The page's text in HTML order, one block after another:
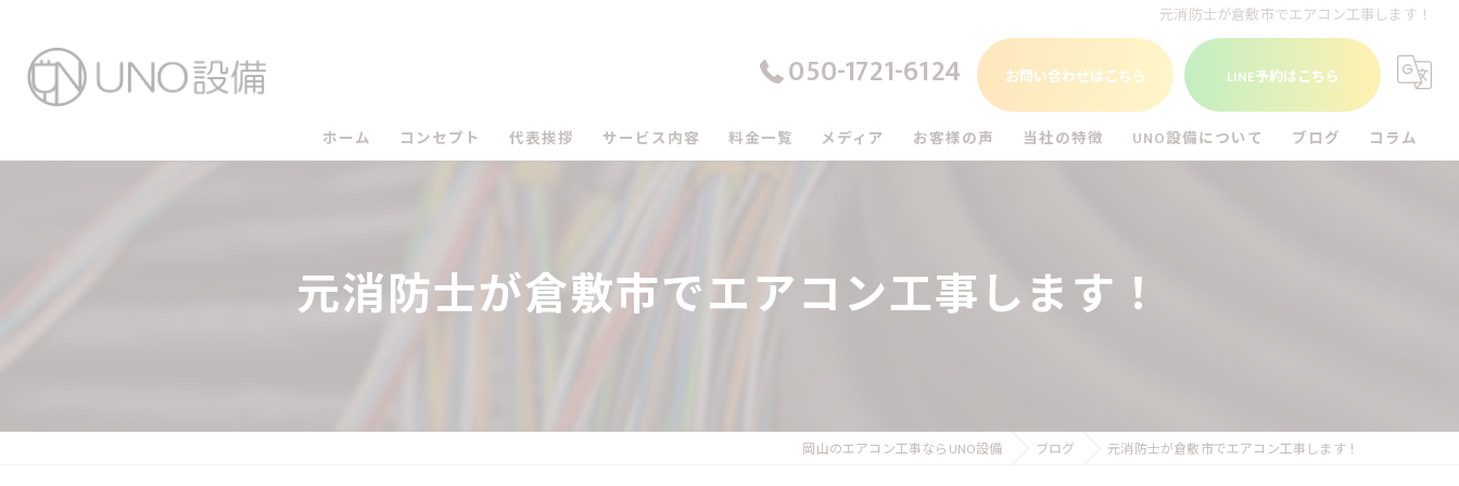
元消防士が倉敷市でエアコン工事します！
050-1721-6124 お問い合わせはこちら LINE予約はこちら
ホーム コンセプト
UNO設備のお客様の声
代表挨拶 サービス内容 料金一覧 メディア お客様の声 当社の特徴
倉敷市のエアコン工事
UNO設備について ブログ コラム
元消防士が倉敷市でエアコン工事します！
岡山のエアコン工事ならUNO設備 ブログ 元消防士が倉敷市でエアコン工事します！